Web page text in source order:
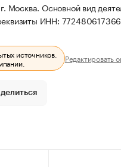
Основной вид
ИНН:
источников.
Редактировать